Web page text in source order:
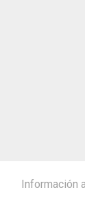
Información